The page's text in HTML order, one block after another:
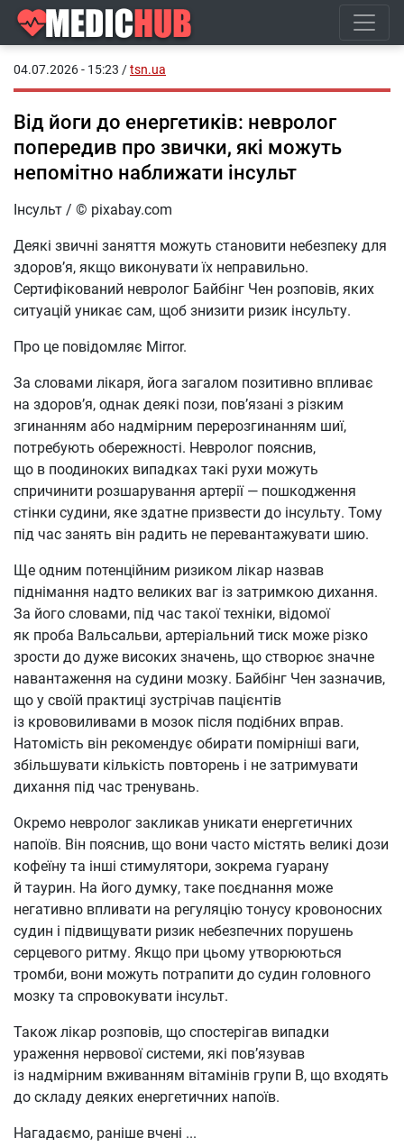
04.07.2026 - 15:23 /tsn.ua
Від йоги до енергетиків: невролог
попередив про звички, які можуть
непомітно наближати інсульт
Інсульт / © pixabay.com
Деякі звичні заняття можуть становити небезпеку для
здоров’я, якщо виконувати їх неправильно.
Сертифікований невролог Байбінг Чен розповів, яких
ситуацій уникає сам, щоб знизити ризик інсульту.
Про це повідомляє Mirror.
За словами лікаря, йога загалом позитивно впливає
на здоров’я, однак деякі пози, пов’язані з різким
згинанням або надмірним перерозгинанням шиї,
потребують обережності. Невролог пояснив,
що в поодиноких випадках такі рухи можуть
спричинити розшарування артерії — пошкодження
стінки судини, яке здатне призвести до інсульту. Тому
під час занять він радить не перевантажувати шию.
Ще одним потенційним ризиком лікар назвав
піднімання надто великих ваг із затримкою дихання.
За його словами, під час такої техніки, відомої
як проба Вальсальви, артеріальний тиск може різко
зрости до дуже високих значень, що створює значне
навантаження на судини мозку. Байбінг Чен зазначив,
що у своїй практиці зустрічав пацієнтів
із крововиливами в мозок після подібних вправ.
Натомість він рекомендує обирати помірніші ваги,
збільшувати кількість повторень і не затримувати
дихання під час тренувань.
Окремо невролог закликав уникати енергетичних
напоїв. Він пояснив, що вони часто містять великі дози
кофеїну та інші стимулятори, зокрема гуарану
й таурин. На його думку, таке поєднання може
негативно впливати на регуляцію тонусу кровоносних
судин і підвищувати ризик небезпечних порушень
серцевого ритму. Якщо при цьому утворюються
тромби, вони можуть потрапити до судин головного
мозку та спровокувати інсульт.
Також лікар розповів, що спостерігав випадки
ураження нервової системи, які пов’язував
із надмірним вживанням вітамінів групи B, що входять
до складу деяких енергетичних напоїв.
Нагадаємо, раніше вчені